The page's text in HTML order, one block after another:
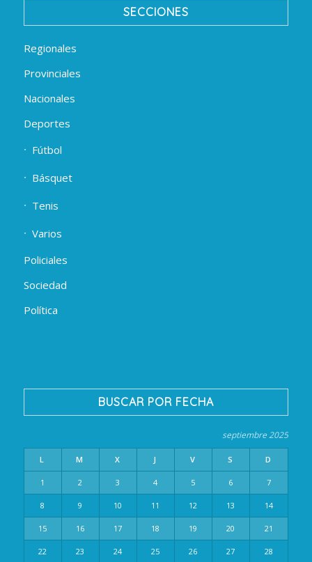
SECCIONES
Regionales
Provinciales
Nacionales
Deportes
Fútbol
Básquet
Tenis
Varios
Policiales
Sociedad
Política
BUSCAR POR FECHA
septiembre 2025
L M X J V S D
1 2 3 4 5 6 7
8 9 10 11 12 13 14
15 16 17 18 19 20 21
22 23 24 25 26 27 28